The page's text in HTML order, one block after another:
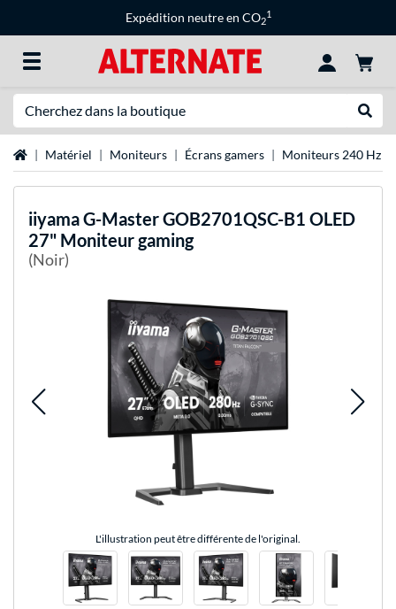
Expédition neutre en CO2
1
Page d'accueil
Matériel Moniteurs Écrans gamers Moniteurs 240 Hz
iiyamaG-Master GOB2701QSC-B1 OLED
27" Moniteur gaming
(Noir)
L'illustration peut être différente de l'original.